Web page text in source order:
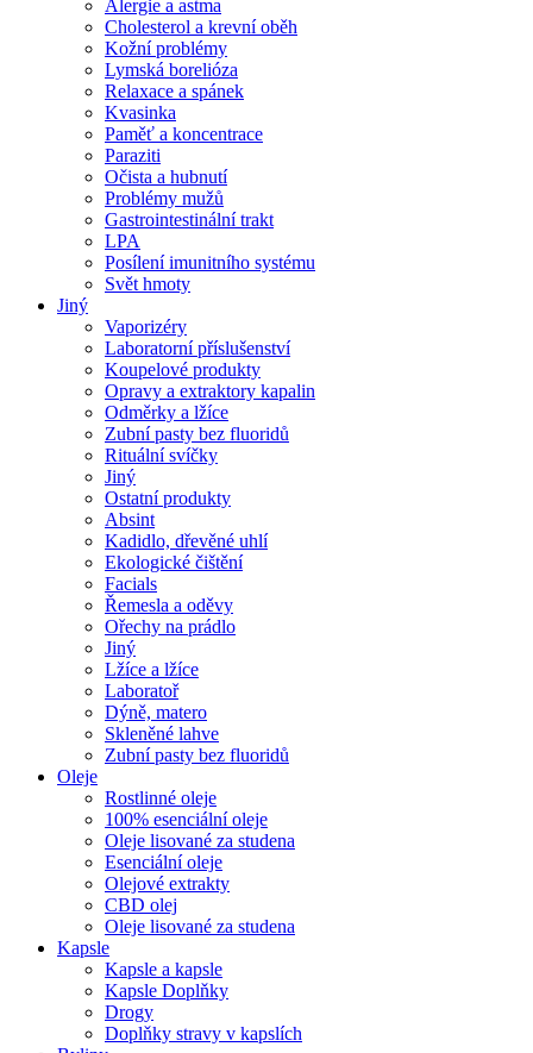
Alergie a astma
Cholesterol a krevní oběh
Kožní problémy
Lymská borelióza
Relaxace a spánek
Kvasinka
Paměť a koncentrace
Paraziti
Očista a hubnutí
Problémy mužů
Gastrointestinální trakt
LPA
Posílení imunitního systému
Svět hmoty
Jiný
Vaporizéry
Laboratorní příslušenství
Koupelové produkty
Opravy a extraktory kapalin
Odměrky a lžíce
Zubní pasty bez fluoridů
Rituální svíčky
Jiný
Ostatní produkty
Absint
Kadidlo, dřevěné uhlí
Ekologické čištění
Facials
Řemesla a oděvy
Ořechy na prádlo
Jiný
Lžíce a lžíce
Laboratoř
Dýně, matero
Skleněné lahve
Zubní pasty bez fluoridů
Oleje
Rostlinné oleje
100% esenciální oleje
Oleje lisované za studena
Esenciální oleje
Olejové extrakty
CBD olej
Oleje lisované za studena
Kapsle
Kapsle a kapsle
Kapsle Doplňky
Drogy
Doplňky stravy v kapslích